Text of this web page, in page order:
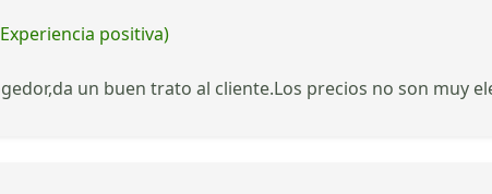
positiva)
un buen trato al cliente.Los precios no son muy